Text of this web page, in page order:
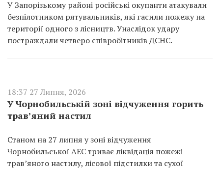
У Запорізькому районі російські окупанти атакували
безпілотником рятувальників, які гасили пожежу на
території одного з лісництв. Унаслідок удару
постраждали четверо співробітників ДСНС.
18:37 27 Липня, 2026
У Чорнобильській зоні відчуження горить
трав’яний настил
Станом на 27 липня у зоні відчуження
Чорнобильської АЕС триває ліквідація пожежі
трав’яного настилу, лісової підстилки та сухої